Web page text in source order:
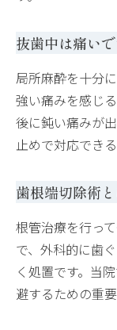
抜歯中は痛い
局所麻酔を十分
強い痛みを感じ
後に鈍い痛みが
止めで対応できる
歯根端切除術
根管治療を行っ
で、外科的に歯
く処置です。当
避するための重